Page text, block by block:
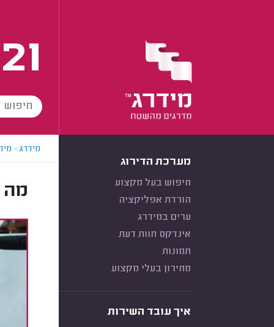
מערכת הדירוג
חיפוש בעל מקצוע
הורדת אפליקציה
ערים במידרג
אינדקס חוות דעת
תמונות
מחירון בעלי מקצוע
איך עובד השירות
מידרג>
מה